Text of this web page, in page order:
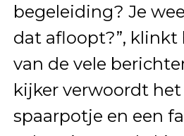
begeleiding? Je
dat afloopt?”, klinkt
van de vele
kijker verwoordt het
spaarpotje en een